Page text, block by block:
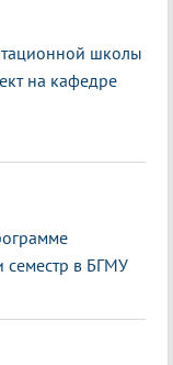
школы
на кафедре
семестр в БГМУ